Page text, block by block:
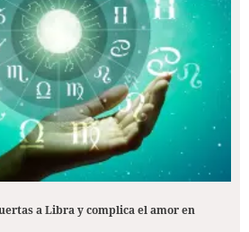
a Libra y complica el amor en